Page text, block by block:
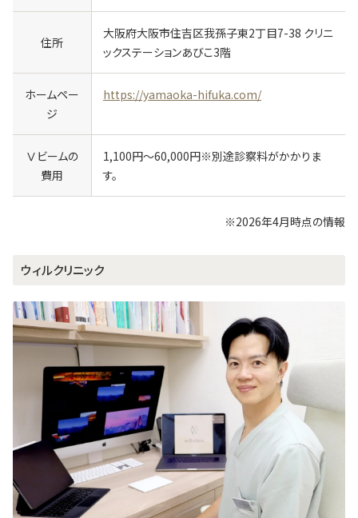
住所
大阪府大阪市住吉区我孫子東2丁目7-38 クリニ
ックステーションあびこ3階
ホームペー
ジ
https://yamaoka-hifuka.com/
Ⅴビームの
費用
1,100円～60,000円※別途診察料がかかりま
す。
※2026年4月時点の情報
ウィルクリニック